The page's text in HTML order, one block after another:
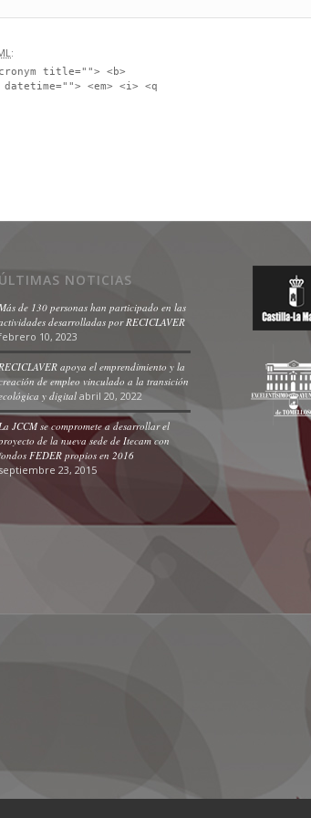
:
title=""> <b>
<em> <i> <q
ÚLTIMAS NOTICIAS
de 130 personas han participado en las
desarrolladas por RECICLAVER
10, 2023
apoya el emprendimiento y la
de empleo vinculado a la transición
y digital abril 20, 2022
La JCCM se compromete a desarrollar el
de la nueva sede de Itecam con
FEDER propios en 2016
septiembre 23, 2015